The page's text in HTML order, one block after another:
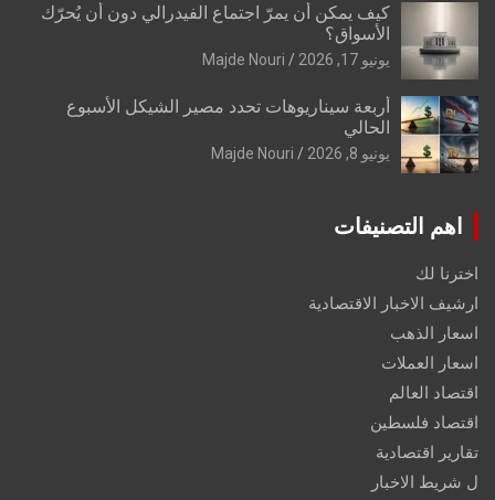
كيف يمكن أن يمرّ اجتماع الفيدرالي دون أن يُحرّك
الأسواق؟
يونيو 17, 2026 Majde Nouri
أربعة سيناريوهات تحدد مصير الشيكل الأسبوع
الحالي
يونيو 8, 2026 Majde Nouri
اهم التصنيفات
اخترنا لك
ارشيف الاخبار الاقتصادية
اسعار الذهب
اسعار العملات
اقتصاد العالم
اقتصاد فلسطين
تقارير اقتصادية
ل شريط الاخبار